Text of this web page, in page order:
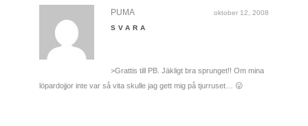
oktober 12, 2008
PUMA
SVARA
>Grattis till PB. Jäkligt bra sprunget!! Om mina
löpardojjor inte var så vita skulle jag gett mig på tjurruset… 😛